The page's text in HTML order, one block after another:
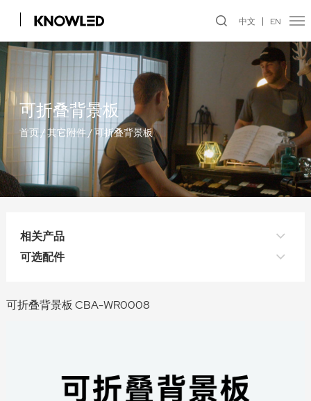
中文 EN
可折叠背景板
首页/其它附件 /可折叠背景板
相关产品
可选配件
可折叠背景板 CBA-WR0008